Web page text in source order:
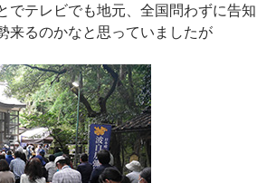
でテレビでも地元、全国問わずに告知
来るのかなと思っていましたが